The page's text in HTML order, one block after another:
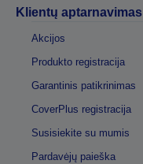
Klientų aptarnavimas
Akcijos
Produkto registracija
Garantinis patikrinimas
CoverPlus registracija
Susisiekite su mumis
Pardavėjų paieška